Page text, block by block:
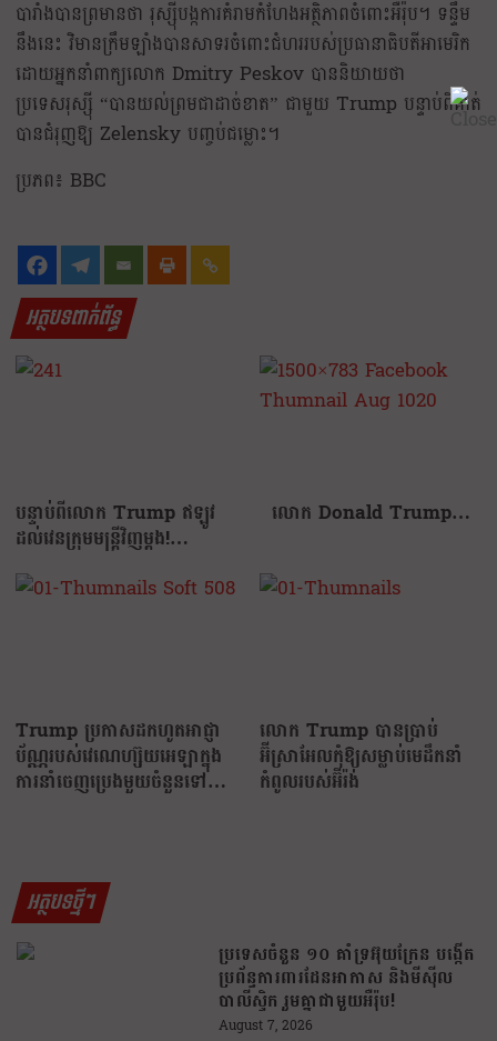
បារាំងបានព្រមានថា រុស្ស៊ីបង្កការគំរាមកំហែងអត្ថិភាពចំពោះអឺរ៉ុប។ ទន្ទឹម
នឹងនេះ វិមានក្រឹមឡាំងបានសាទរចំពោះជំហររបស់ប្រធានាធិបតីអាមេរិក
ដោយអ្នកនាំពាក្យលោក Dmitry Peskov បាននិយាយថា
ប្រទេសរុស្ស៊ី “បានយល់ព្រមជាដាច់ខាត” ជាមួយ Trump បន្ទាប់ពីគាត់
បានជំរុញឱ្យ Zelensky បញ្ចប់ជម្លោះ។
ប្រភព៖ BBC
អត្ថបទពាក់ព័ន្ធ
បន្ទាប់ពីលោក Trump ឥឡូវ
ដល់វេនក្រុមមន្ត្រីវិញម្ដង!…
លោក Donald Trump…
Trump ប្រកាសដកហូតអាជ្ញា
ប័ណ្ណរបស់វេណេហ្ស៊ុយអេឡាក្នុង
ការនាំចេញប្រេងមួយចំនួនទៅ
លោក Trump បានប្រាប់
អ៊ីស្រាអែលកុំឱ្យសម្លាប់មេដឹកនាំ
កំពូលរបស់អ៊ីរ៉ង់
អត្ថបទថ្មីៗ
ប្រទេសចំនួន ១០ គាំទ្រអ៊ុយក្រែន បង្កើត
ប្រព័ន្ធការពារដែនអាកាស និងមីស៊ីល
បាលីស្ទិក រួមគ្នាជាមួយអឺរ៉ុប!
August 7, 2026